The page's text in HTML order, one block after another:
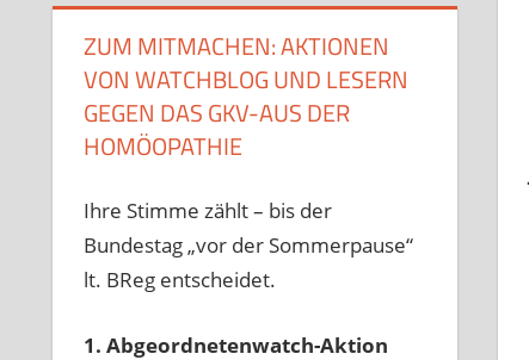
ZUM MITMACHEN: AKTIONEN
VON WATCHBLOG UND LESERN
GEGEN DAS GKV-AUS DER
HOMÖOPATHIE
Ihre Stimme zählt – bis der
Bundestag „vor der Sommerpause“
lt. BReg entscheidet.
1. Abgeordnetenwatch-Aktion